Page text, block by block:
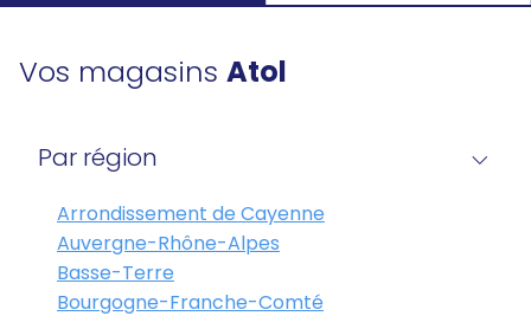
Vos magasins Atol
Par région
Arrondissement de Cayenne
Auvergne-Rhône-Alpes
Basse-Terre
Bourgogne-Franche-Comté